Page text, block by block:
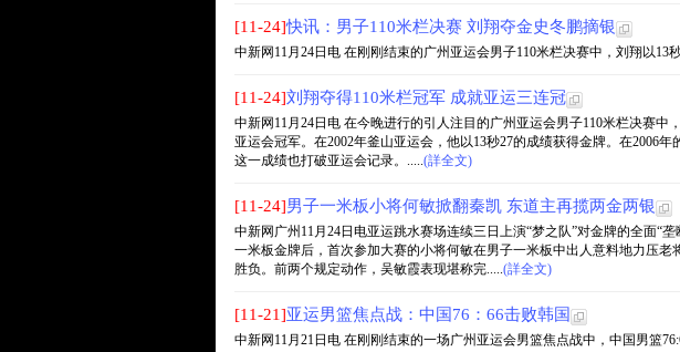
[11-24]快讯：男子110米栏决赛 刘翔夺金史冬鹏摘银
中新网11月24日电 在刚刚结束的广州亚运会男子110米栏决赛中，刘翔以13
[11-24]刘翔夺得110米栏冠军 成就亚运三连冠
中新网11月24日电 在今晚进行的引人注目的广州亚运会男子110米栏决赛中
亚运会冠军。在2002年釜山亚运会，他以13秒27的成绩获得金牌。在2006
这一成绩也打破亚运会记录。.....(詳全文)
[11-24]男子一米板小将何敏掀翻秦凯 东道主再揽两金两银
中新网广州11月24日电亚运跳水赛场连续三日上演“梦之队”对金牌的全面“
一米板金牌后，首次参加大赛的小将何敏在男子一米板中出人意料地力压
胜负。前两个规定动作，吴敏霞表现堪称完.....(詳全文)
[11-21]亚运男篮焦点战：中国76：66击败韩国
中新网11月21日电 在刚刚结束的一场广州亚运会男篮焦点战中，中国男篮